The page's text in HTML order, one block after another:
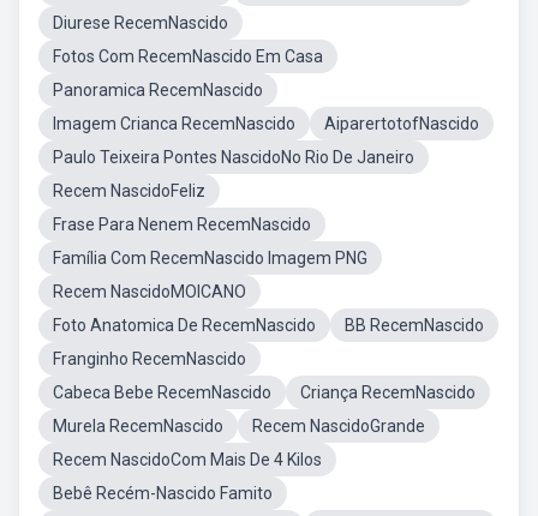
Diurese RecemNascido
Fotos Com RecemNascido Em Casa
Panoramica RecemNascido
Imagem Crianca RecemNascido
AiparertotofNascido
Paulo Teixeira Pontes NascidoNo Rio De Janeiro
Recem NascidoFeliz
Frase Para Nenem RecemNascido
Família Com RecemNascido Imagem PNG
Recem NascidoMOICANO
Foto Anatomica De RecemNascido
BB RecemNascido
Franginho RecemNascido
Cabeca Bebe RecemNascido
Criança RecemNascido
Murela RecemNascido
Recem NascidoGrande
Recem NascidoCom Mais De 4 Kilos
Bebê Recém-Nascido Famito